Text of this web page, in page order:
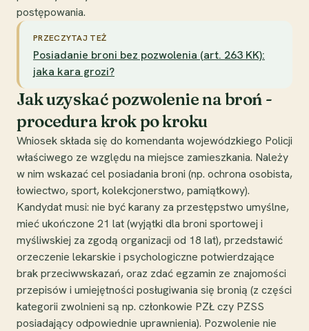
postępowania.
PRZECZYTAJ TEŻ
Posiadanie broni bez pozwolenia (art. 263 KK):
jaka kara grozi?
Jak uzyskać pozwolenie na broń -
procedura krok po kroku
Wniosek składa się do komendanta wojewódzkiego Policji
właściwego ze względu na miejsce zamieszkania. Należy
w nim wskazać cel posiadania broni (np. ochrona osobista,
łowiectwo, sport, kolekcjonerstwo, pamiątkowy).
Kandydat musi: nie być karany za przestępstwo umyślne,
mieć ukończone 21 lat (wyjątki dla broni sportowej i
myśliwskiej za zgodą organizacji od 18 lat), przedstawić
orzeczenie lekarskie i psychologiczne potwierdzające
brak przeciwwskazań, oraz zdać egzamin ze znajomości
przepisów i umiejętności posługiwania się bronią (z części
kategorii zwolnieni są np. członkowie PZŁ czy PZSS
posiadający odpowiednie uprawnienia). Pozwolenie nie